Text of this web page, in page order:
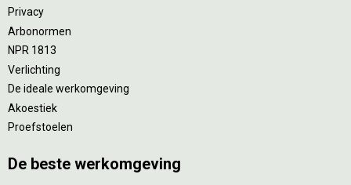
Privacy
Arbonormen
NPR 1813
Verlichting
De ideale werkomgeving
Akoestiek
Proefstoelen
De beste werkomgeving